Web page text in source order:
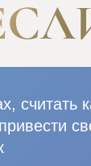
считать